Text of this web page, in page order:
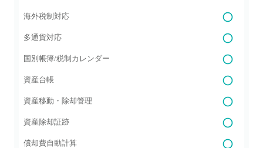
海外税制対応
多通貨対応
国別帳簿/税制カレンダー
資産台帳
資産移動・除却管理
資産除却証跡
償却費自動計算